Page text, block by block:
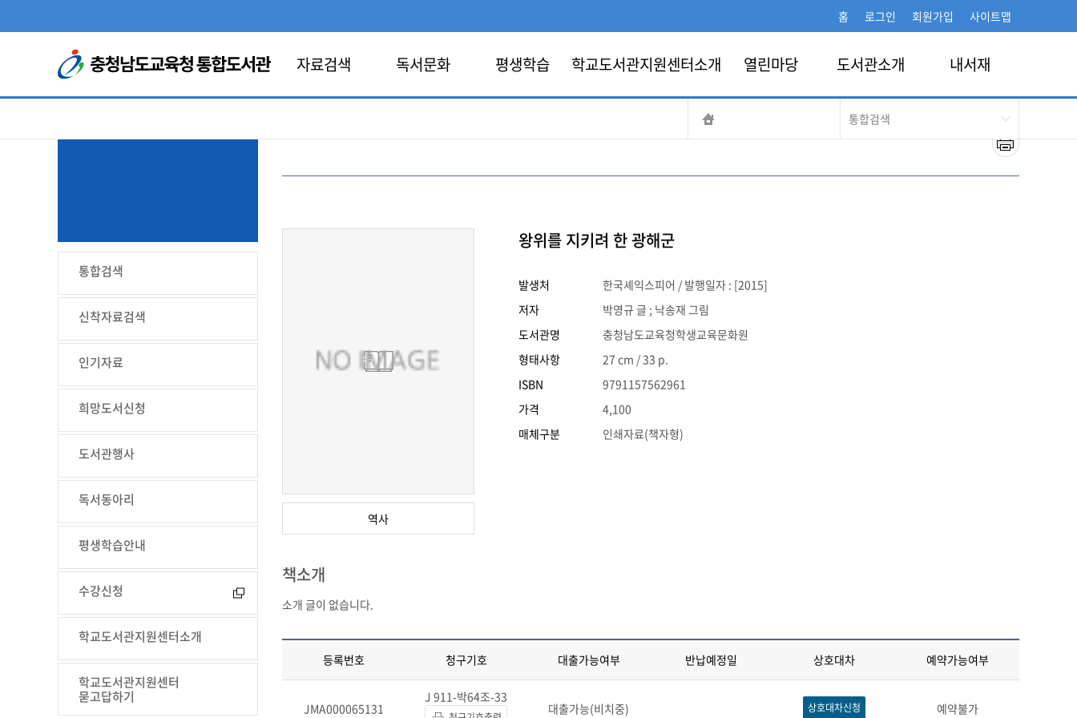
홈 로그인 회원가입 사이트맵
자료검색 독서문화 평생학습 학교도서관지원센터소개 열린마당 도서관소개 내서재
통합검색
신착자료검색
인기자료
희망도서신청
도서관행사
독서동아리
평생학습안내
수강신청
학교도서관지원센터소개
학교도서관지원센터
묻고답하기
역사
왕위를 지키려 한 광해군
발생처
한국셰익스피어 / 발행일자 : [2015]
저자
박영규 글 ; 낙송재 그림
도서관명
충청남도교육청학생교육문화원
형태사항
27 cm / 33 p.
ISBN
9791157562961
가격
4,100
매체구분
인쇄자료(책자형)
책소개
소개 글이 없습니다.
등록번호 청구기호 대출가능여부 반납예정일 상호대차 예약가능여부
JMA000065131
J 911-박64조-33
대출가능(비치중) 상호대차신청 예약불가